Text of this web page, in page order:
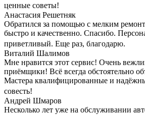
ценные советы!
Анастасия Решетняк
Обратился за помощью с мелким
быстро и качественно. Спасибо.
приветливый. Еще раз, благодарю.
Виталий Шалимов
Мне нравится этот сервис! Очень
приёмщики! Всё всегда обстоятельно
Мастера квалифицированные и
совесть!
Андрей Шмаров
Несколько лет уже на обслуживании